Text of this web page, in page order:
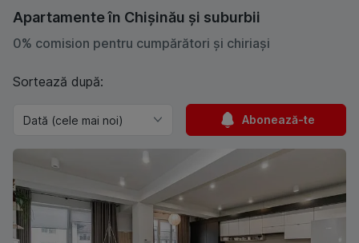
Apartamente în Chișinău și suburbii
0% comision pentru cumpărători și chiriași
Sortează după:
Abonează-te